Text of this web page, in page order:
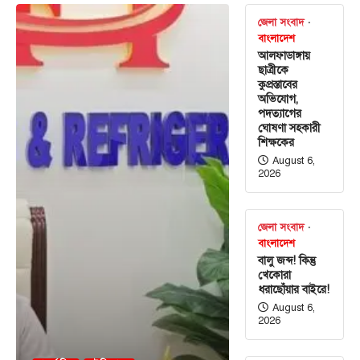
জেলা সংবাদ
বাংলাদেশ
আলফাডাঙ্গায়
ছাত্রীকে
কুপ্রস্তাবের
অভিযোগ,
পদত্যাগের
ঘোষণা সহকারী
শিক্ষকের
August 6,
2026
জেলা সংবাদ
বাংলাদেশ
বালু জব্দ! কিন্তু
খেকোরা
ধরাছোঁয়ার বাইরে!
August 6,
2026